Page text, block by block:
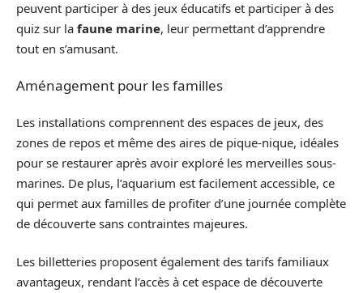
peuvent participer à des jeux éducatifs et participer à des
quiz sur la faune marine, leur permettant d’apprendre
tout en s’amusant.
Aménagement pour les familles
Les installations comprennent des espaces de jeux, des
zones de repos et même des aires de pique-nique, idéales
pour se restaurer après avoir exploré les merveilles sous-
marines. De plus, l’aquarium est facilement accessible, ce
qui permet aux familles de profiter d’une journée complète
de découverte sans contraintes majeures.
Les billetteries proposent également des tarifs familiaux
avantageux, rendant l’accès à cet espace de découverte